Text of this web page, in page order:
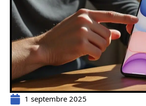
1 septembre 2025